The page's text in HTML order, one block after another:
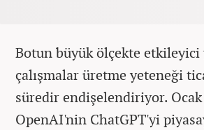
Botun büyük ölçekte etkileyici
çalışmalar üretme yeteneği
süredir endişelendiriyor. Ocak
OpenAI'nin ChatGPT'yi